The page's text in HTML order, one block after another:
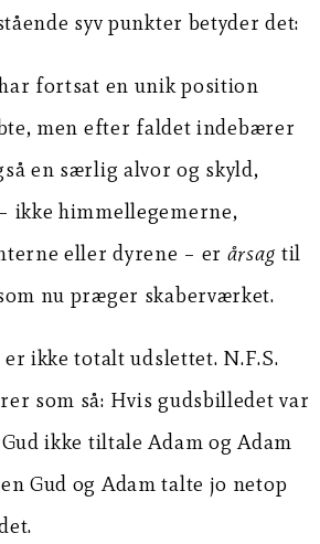
syv punkter betyder det:
fortsat en unik position
men efter faldet indebærer
en særlig alvor og skyld,
ikke himmellegemerne,
eller dyrene – er årsag til
nu præger skaberværket.
ikke totalt udslettet. N.F.S.
som så: Hvis gudsbilledet var
ikke tiltale Adam og Adam
Gud og Adam talte jo netop